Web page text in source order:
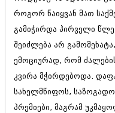
როგორ წაიყვან მათ
გამიჭირდა პირველი
შეიძლება არ
ემოციურად, რომ
კვირა მჭირდებოდა.
სახელმწიფოს,
პრემიები, მაგრამ